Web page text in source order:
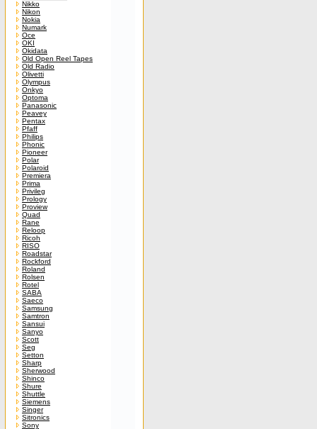
Nikko
Nikon
Nokia
Numark
Oce
OKI
Okidata
Old Open Reel Tapes
Old Radio
Olivetti
Olympus
Onkyo
Optoma
Panasonic
Peavey
Pentax
Pfaff
Philips
Phonic
Pioneer
Polar
Polaroid
Premiera
Prima
Privileg
Prology
Proview
Quad
Rane
Reloop
Ricoh
RISO
Roadstar
Rockford
Roland
Rolsen
Rotel
SABA
Saeco
Samsung
Samtron
Sansui
Sanyo
Scott
Seg
Setton
Sharp
Sherwood
Shinco
Shure
Shuttle
Siemens
Singer
Sitronics
Sony